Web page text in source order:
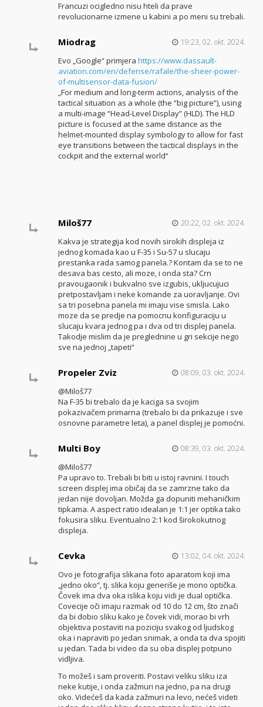
Francuzi ocigledno nisu hteli da prave
revolucionarne izmene u kabini a po meni su trebali.
Miodrag 19:23, 02. okt. 2024.
Evo „Google“ primjera https://www.dassault-
aviation.com/en/defense/rafale/the-sheer-power-
of-multisensor-data-fusion/
„For medium and long-term actions, analysis of the
tactical situation as a whole (the “big picture”), using
a multi-image “Head-Level Display” (HLD). The HLD
picture is focused at the same distance as the
helmet-mounted display symbology to allow for fast
eye transitions between the tactical displays in the
cockpit and the external world“
Miloš77 20:22, 02. okt. 2024.
Kakva je strategija kod novih sirokih displeja iz
jednog komada kao u F-35 i Su-57 u slucaju
prestanka rada samog panela.? Kontam da se to ne
desava bas cesto, ali moze, i onda sta? Crn
pravougaonik i bukvalno sve izgubis, ukljucujuci
pretpostavljam i neke komande za uoravljanje. Ovi
sa tri posebna panela mi imaju vise smisla. Lako
moze da se predje na pomocnu konfiguraciju u
slucaju kvara jednog pa i dva od tri displej panela.
Takodje mislim da je preglednine u gri sekcije nego
sve na jednoj „tapeti“
Propeler Zviz 08:09, 03. okt. 2024.
@Miloš77
Na F-35 bi trebalo da je kaciga sa svojim
pokazivačem primarna (trebalo bi da prikazuje i sve
osnovne parametre leta), a panel displej je pomoćni.
Multi Boy 08:39, 03. okt. 2024.
@Miloš77
Pa upravo to. Trebali bi biti u istoj ravnini. I touch
screen displej ima običaj da se zamrzne tako da
jedan nije dovoljan. Možda ga dopuniti mehaničkim
tipkama. A aspect ratio idealan je 1:1 jer optika tako
fokusira sliku. Eventualno 2:1 kod širokokutnog
displeja.
Cevka 13:02, 04. okt. 2024.
Ovo je fotografija slikana foto aparatom koji ima
„jedno oko“, tj. slika koju generiše je mono optička.
Čovek ima dva oka islika koju vidi je dual optička.
Covecije oči imaju razmak od 10 do 12 cm, što znači
da bi dobio sliku kako je čovek vidi, morao bi vrh
objektiva postaviti na poziciju svakog od ljudskog
oka i napraviti po jedan snimak, a onda ta dva spojiti
u jedan. Tada bi video da su oba displej potpuno
vidljiva.
To možeš i sam proveriti. Postavi veliku sliku iza
neke kutije, i onda zažmuri na jedno, pa na drugi
oko. Videćeš da kada zažmuri na levo, nećeš videti